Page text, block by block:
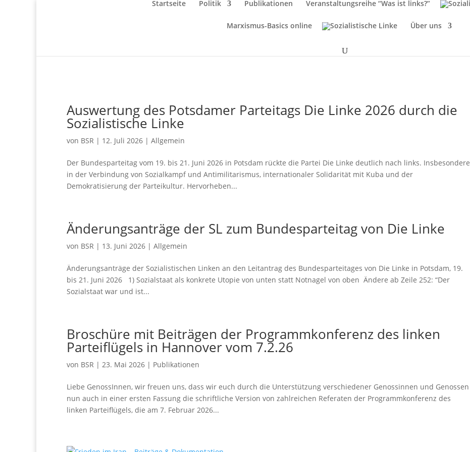
Startseite Politik Publikationen Veranstaltungsreihe “Was ist links?”
Marxismus-Basics online Über uns
Auswertung des Potsdamer Parteitags Die Linke 2026 durch die
Sozialistische Linke
von BSR | 12. Juli 2026 | Allgemein
Der Bundesparteitag vom 19. bis 21. Juni 2026 in Potsdam rückte die Partei Die Linke deutlich nach links. Insbesondere
in der Verbindung von Sozialkampf und Antimilitarismus, internationaler Solidarität mit Kuba und der
Demokratisierung der Parteikultur. Hervorheben...
Änderungsanträge der SL zum Bundesparteitag von Die Linke
von BSR | 13. Juni 2026 | Allgemein
Änderungsanträge der Sozialistischen Linken an den Leitantrag des Bundesparteitages von Die Linke in Potsdam, 19.
bis 21. Juni 2026 1) Sozialstaat als konkrete Utopie von unten statt Notnagel von oben Ändere ab Zeile 252: “Der
Sozialstaat war und ist...
Broschüre mit Beiträgen der Programmkonferenz des linken
Parteiflügels in Hannover vom 7.2.26
von BSR | 23. Mai 2026 | Publikationen
Liebe GenossInnen, wir freuen uns, dass wir euch durch die Unterstützung verschiedener Genossinnen und Genossen
nun auch in einer ersten Fassung die schriftliche Version von zahlreichen Referaten der Programmkonferenz des
linken Parteiflügels, die am 7. Februar 2026...